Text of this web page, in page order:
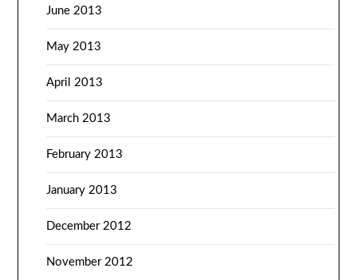
June 2013
May 2013
April 2013
March 2013
February 2013
January 2013
December 2012
November 2012